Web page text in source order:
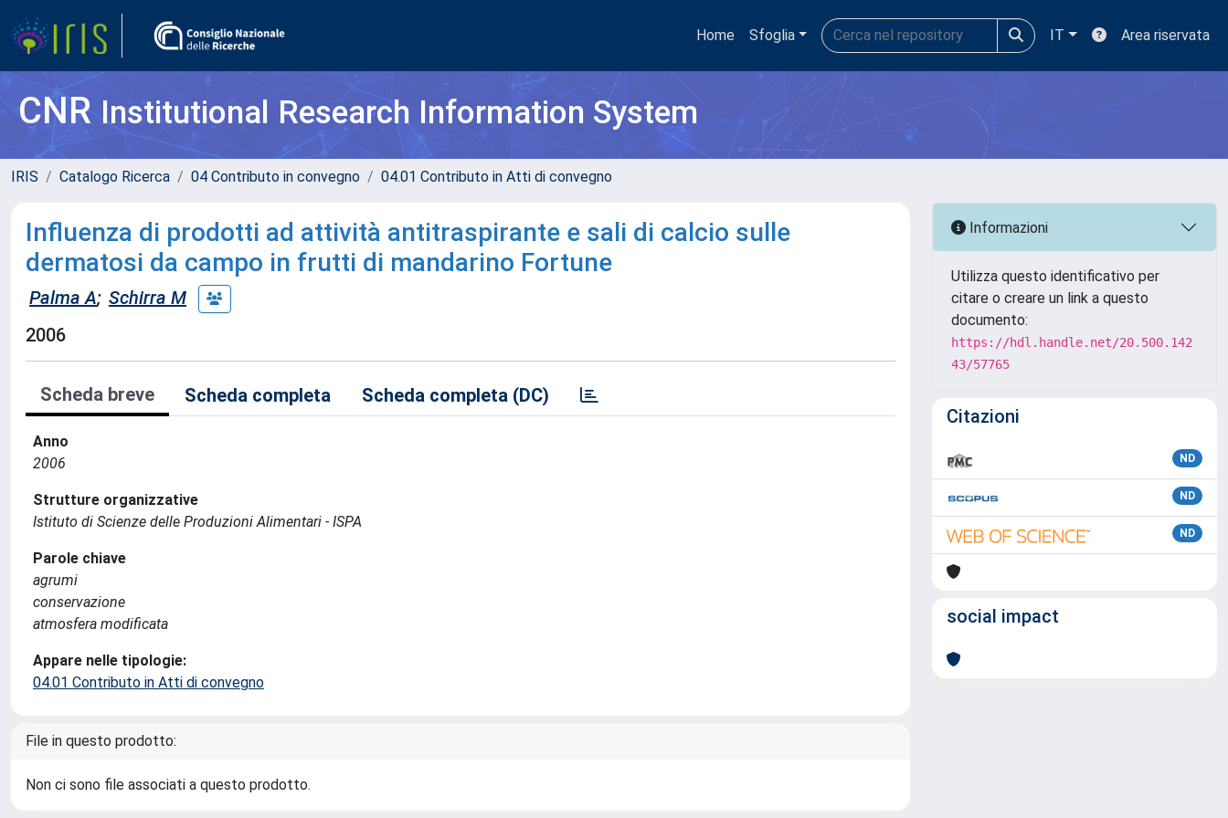
Home Sfoglia IT Area riservata
CNRInstitutional Research Information System
IRIS Catalogo Ricerca 04 Contributo in convegno 04.01 Contributo in Atti di convegno
Influenza di prodotti ad attività antitraspirante e sali di calcio sulle
dermatosi da campo in frutti di mandarino Fortune
Palma A; Schirra M
2006
Scheda breve Scheda completa Scheda completa (DC)
Anno
2006
Strutture organizzative
Istituto di Scienze delle Produzioni Alimentari - ISPA
Parole chiave
agrumi
conservazione
atmosfera modificata
Appare nelle tipologie:
04.01 Contributo in Atti di convegno
File in questo prodotto:
Non ci sono file associati a questo prodotto.
Informazioni
Utilizza questo identificativo per
citare o creare un link a questo
documento:
https://hdl.handle.net/20.500.142
43/57765
Citazioni
ND
ND
ND
social impact